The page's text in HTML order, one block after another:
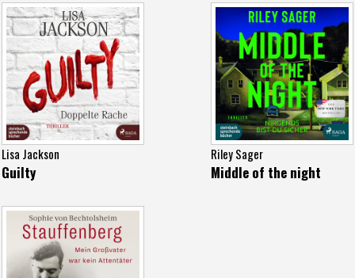
Lisa Jackson
Guilty
Riley Sager
Middle of the night